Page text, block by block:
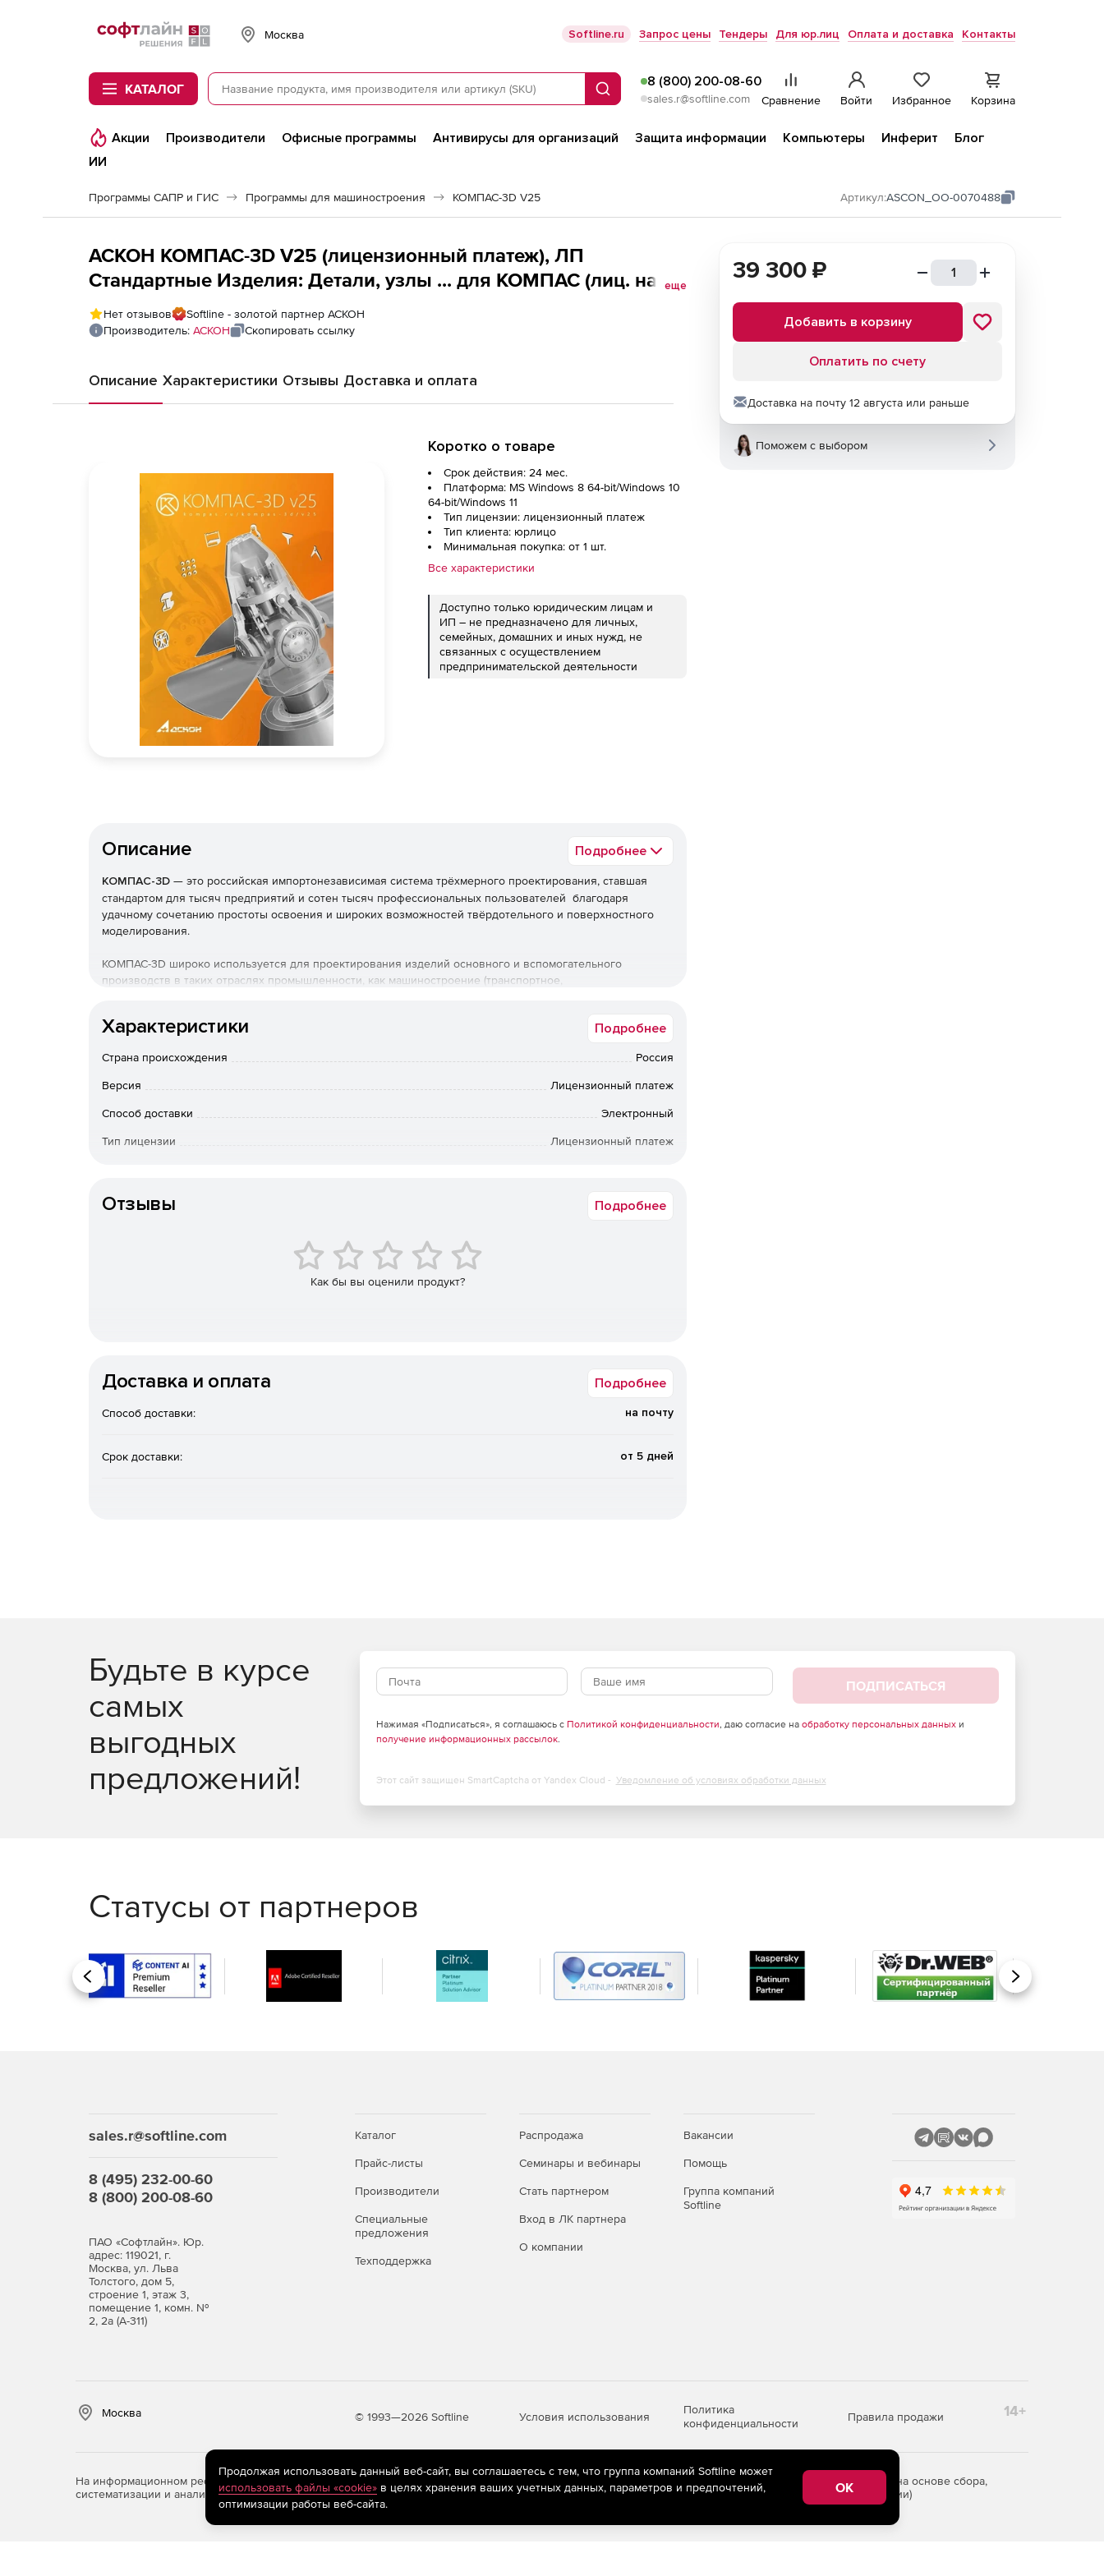
Softline
Москва Softline.ru Запрос цены Тендеры Для юр.лиц Оплата и доставка Контакты
КАТАЛОГ Поиск
8 (800) 200-08-60
sales.r@softline.com Сравнение Войти Избранное Корзина
Акции Производители Офисные программы Антивирусы для организаций Защита информации Компьютеры Инферит
Блог
ИИ
Программы САПР и ГИС Программы для машиностроения КОМПАС-3D V25 Артикул:ASCON_ОО-0070488
АСКОН КОМПАС-3D V25 (лицензионный платеж), ЛП
Стандартные Изделия: Детали, узлы ... для КОМПАС (лиц. на 2
года)
еще
Нет отзывов
Softline - золотой партнер АСКОН
Производитель: АСКОН Скопировать ссылку
Описание Характеристики Отзывы Доставка и оплата
Коротко о товаре
Срок действия: 24 мес.
Платформа: MS Windows 8 64-bit/Windows 10
64-bit/Windows 11
Тип лицензии: лицензионный платеж
Тип клиента: юрлицо
Минимальная покупка: от 1 шт.
Все характеристики
Доступно только юридическим лицам и
ИП – не предназначено для личных,
семейных, домашних и иных нужд, не
связанных с осуществлением
предпринимательской деятельности
Описание Подробнее
КОМПАС-3D — это российская импортонезависимая система трёхмерного проектирования, ставшая
стандартом для тысяч предприятий и сотен тысяч профессиональных пользователей благодаря
удачному сочетанию простоты освоения и широких возможностей твёрдотельного и поверхностного
моделирования.
КОМПАС-3D широко используется для проектирования изделий основного и вспомогательного
производств в таких отраслях промышленности, как машиностроение (транспортное,
гражданское строительство, товары народного потребления и т.д.
платформы Linux.
КОМПАС-3D позволяет осуществлять экспорт и импорт (с возможностью последующего редактирования)
данных через такие распространённые форматы, как DWG, DXF, STEP, ACIS, IGES, Parasolid и другие, а
также прямую вставку компонентов из наиболее широкоиспользуемых CAD-систем (SolidWorks, Autodesk
Inventor, Solid Edge, Creo, NX, CATIA).
Благодаря работе с полигональными объектами (через файлы типов STL, OBJ и JT), можно обрабатывать
результаты 3D-сканирования, что позволяет решать задачи реверс- инжиниринга.
КОМПАС-
Учебных
комплектов
нет
Предназначен для 2D-задач проектировщиков, архитекторов, инженеров,
конструкторов. Используется при разработке рабочей и проектной документации.
Поддерживает объектное проектирование для элементов: стена, окно, дверь,
перекрытие, колонна, лестница. Позволяет оформлять и разрабатывать
документацию по различным разделам проекта:
Проверку документации.
Характеристики Подробнее
Страна происхождения Россия
Версия Лицензионный платеж
Способ доставки Электронный
Тип лицензии Лицензионный платеж
Отзывы Подробнее
Как бы вы оценили продукт?
Доставка и оплата Подробнее
Способ доставки: на почту
Срок доставки: от 5 дней
39 300 ₽
Добавить в корзину
Оплатить по счету
Доставка на почту 12 августа или раньше
Поможем с выбором
Будьте в курсе
самых
выгодных
предложений!
ПОДПИСАТЬСЯ
Нажимая «Подписаться», я соглашаюсь с Политикой конфиденциальности, даю согласие на обработку персональных данныхи
получение информационных рассылок.
Этот сайт защищен SmartCaptcha от Yandex Cloud - Уведомление об условиях обработки данных
Статусы от партнеров
Назад Вперед
sales.r@softline.com
8 (495) 232-00-60
8 (800) 200-08-60
ПАО «Софтлайн». Юр.
адрес: 119021, г.
Москва, ул. Льва
Толстого, дом 5,
строение 1, этаж 3,
помещение 1, комн. №
2, 2а (А-311)
Каталог
Прайс-листы
Производители
Специальные
предложения
Техподдержка
Распродажа
Семинары и вебинары
Стать партнером
Вход в ЛК партнера
О компании
Вакансии
Помощь
Группа компаний
Softline
Москва © 1993—2026 Softline Условия использования
Политика
конфиденциальности
Правила продажи 14+
На информационном ресурсе store.softline.ru применяются рекомендательные технологии
(информационные технологии предоставления информации на основе сбора,
систематизации и анализа сведений, относящихся к предпочтениям пользователей сети «Интернет», находящихся на территории Российской Федерации)
Продолжая использовать данный веб-сайт, вы соглашаетесь с тем, что группа компаний Softline может
использовать файлы «cookie»в целях хранения ваших учетных данных, параметров и предпочтений,
оптимизации работы веб-сайта.
OK